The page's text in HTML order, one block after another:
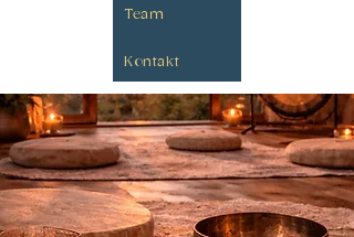
Team
Kontakt